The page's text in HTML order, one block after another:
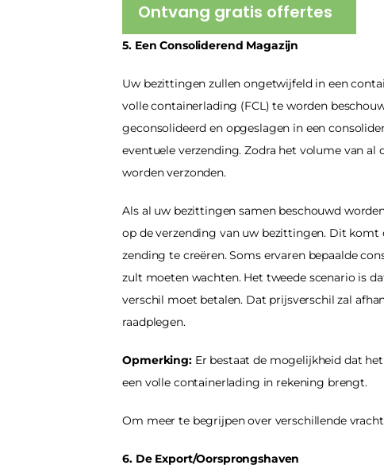
Ontvang gratis offertes
5. Een Consoliderend Magazijn
Uw bezittingen zullen ongetwijfeld in een
volle containerlading (FCL) te worden
geconsolideerd en opgeslagen in een
eventuele verzending. Zodra het volume van
worden verzonden.
Als al uw bezittingen samen beschouwd
op de verzending van uw bezittingen. Dit komt
zending te creëren. Soms ervaren bepaalde
zult moeten wachten. Het tweede scenario is
verschil moet betalen. Dat prijsverschil zal
raadplegen.
Opmerking: Er bestaat de mogelijkheid dat
een volle containerlading in rekening brengt.
Om meer te begrijpen over verschillende
6. De Export/Oorsprongshaven